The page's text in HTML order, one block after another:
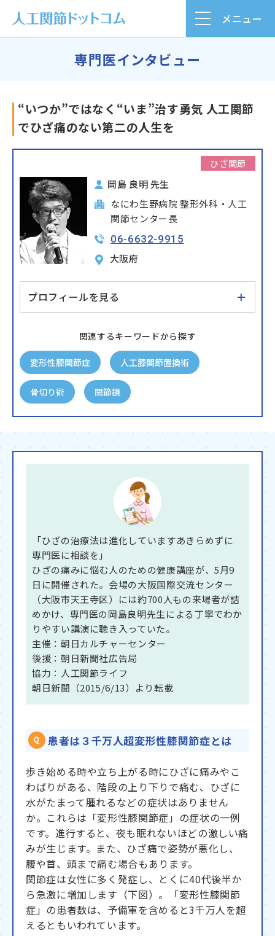
メニュー
専門医インタビュー
“いつか”ではなく“いま”治す勇気 人工関節
でひざ痛のない第二の人生を
ひざ関節
岡島 良明 先生
なにわ生野病院 整形外科・人工
関節センター長
06-6632-9915
大阪府
プロフィールを見る
関連するキーワードから探す
変形性膝関節症 人工膝関節置換術
骨切り術 関節鏡
「ひざの治療法は進化していますあきらめずに
専門医に相談を」
ひざの痛みに悩む人のための健康講座が、5月9
日に開催された。会場の大阪国際交流センター
（大阪市天王寺区）には約700人もの来場者が詰
めかけ、専門医の岡島良明先生による丁寧でわか
りやすい講演に聴き入っていた。
主催：朝日カルチャーセンター
後援：朝日新聞社広告局
協力：人工関節ライフ
朝日新聞（2015/6/13）より転載
患者は３千万人超変形性膝関節症とは
歩き始める時や立ち上がる時にひざに痛みやこ
わばりがある、階段の上り下りで痛む、ひざに
水がたまって腫れるなどの症状はありません
か。これらは「変形性膝関節症」の症状の一例
です。進行すると、夜も眠れないほどの激しい痛
みが生じます。また、ひざ痛で姿勢が悪化し、
腰や首、頭まで痛む場合もあります。
関節症は女性に多く発症し、とくに40代後半か
ら急激に増加します（下図）。「変形性膝関節
症」の患者数は、予備軍を含めると3千万人を超
えるともいわれています。